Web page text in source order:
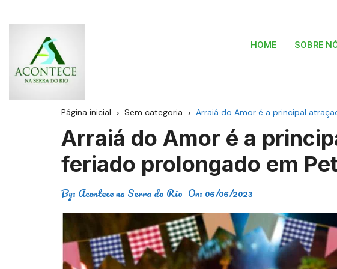
HOME SOBRE
Página inicial Sem categoria Arraiá do Amor é a principal
Arraiá do Amor é a
feriado prolongado em
By: Acontece na Serra do Rio On: 06/06/2023